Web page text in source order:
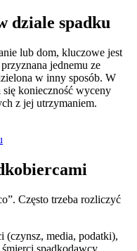
dziale spadku
lub dom, kluczowe jest
jednemu ze
w inny sposób. W
konieczność wyceny
z jej utrzymaniem.
Często trzeba rozliczyć
(czynsz, media, podatki),
spadkodawcy,